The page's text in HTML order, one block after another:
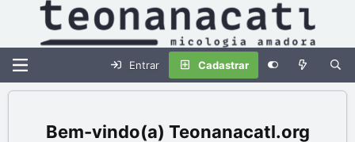
Entrar Cadastrar
Teonanacatl.org